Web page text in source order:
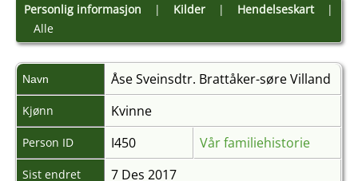
Personlig informasjon | Kilder| Hendelseskart|
Alle
Navn Åse Sveinsdtr. Brattåker-søre Villand
Kjønn Kvinne
Person ID I450 Vår familiehistorie
Sist endret 7 Des 2017